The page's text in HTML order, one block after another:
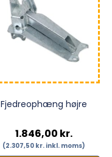
Fjedreophæng højre
1.846,00 kr.
(2.307,50 kr. inkl. moms)